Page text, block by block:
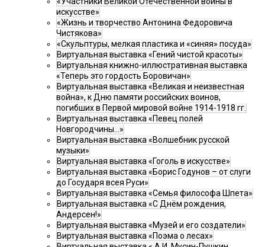
искусстве»
«Жизнь и творчество Антонина Федоровича
Чистякова»
«Скульптуры, мелкая пластика и «синяя» посуда»
Виртуальная выставка «Гений чистой красоты»
Виртуальная книжно-иллюстративная выставка
«Теперь это гордость Боровичан»
Виртуальная выставка «Великая и неизвестная
война», к Дню памяти российских воинов,
погибших в Первой мировой войне 1914-1918 гг.
Виртуальная выставка «Певец полей
Новгородчины…»
Виртуальная выставка «Волшебник русской
музыки»
Виртуальная выставка «Гоголь в искусстве»
Виртуальная выставка «Борис Годунов – от слуги
до Государя всея Руси»
Виртуальная выставка «Семья философа Шпета»
Виртуальная выставка «С Днём рождения,
Андерсен!»
Виртуальная выставка «Музей и его создатели»
Виртуальная выставка «Поэма о лесах»